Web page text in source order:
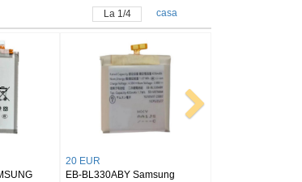
La 1/4 casa
EB-BX516ABY SAMSUNG
BT545ABY SAMSUNG Tab